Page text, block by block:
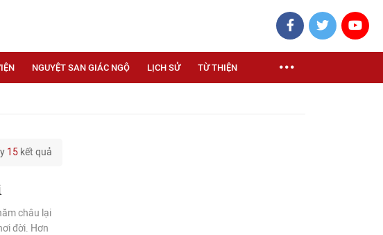
NGUYỆT SAN GIÁC NGỘ LỊCH SỬ TỪ THIỆN
15 kết quả
châu lại
đời. Hơn